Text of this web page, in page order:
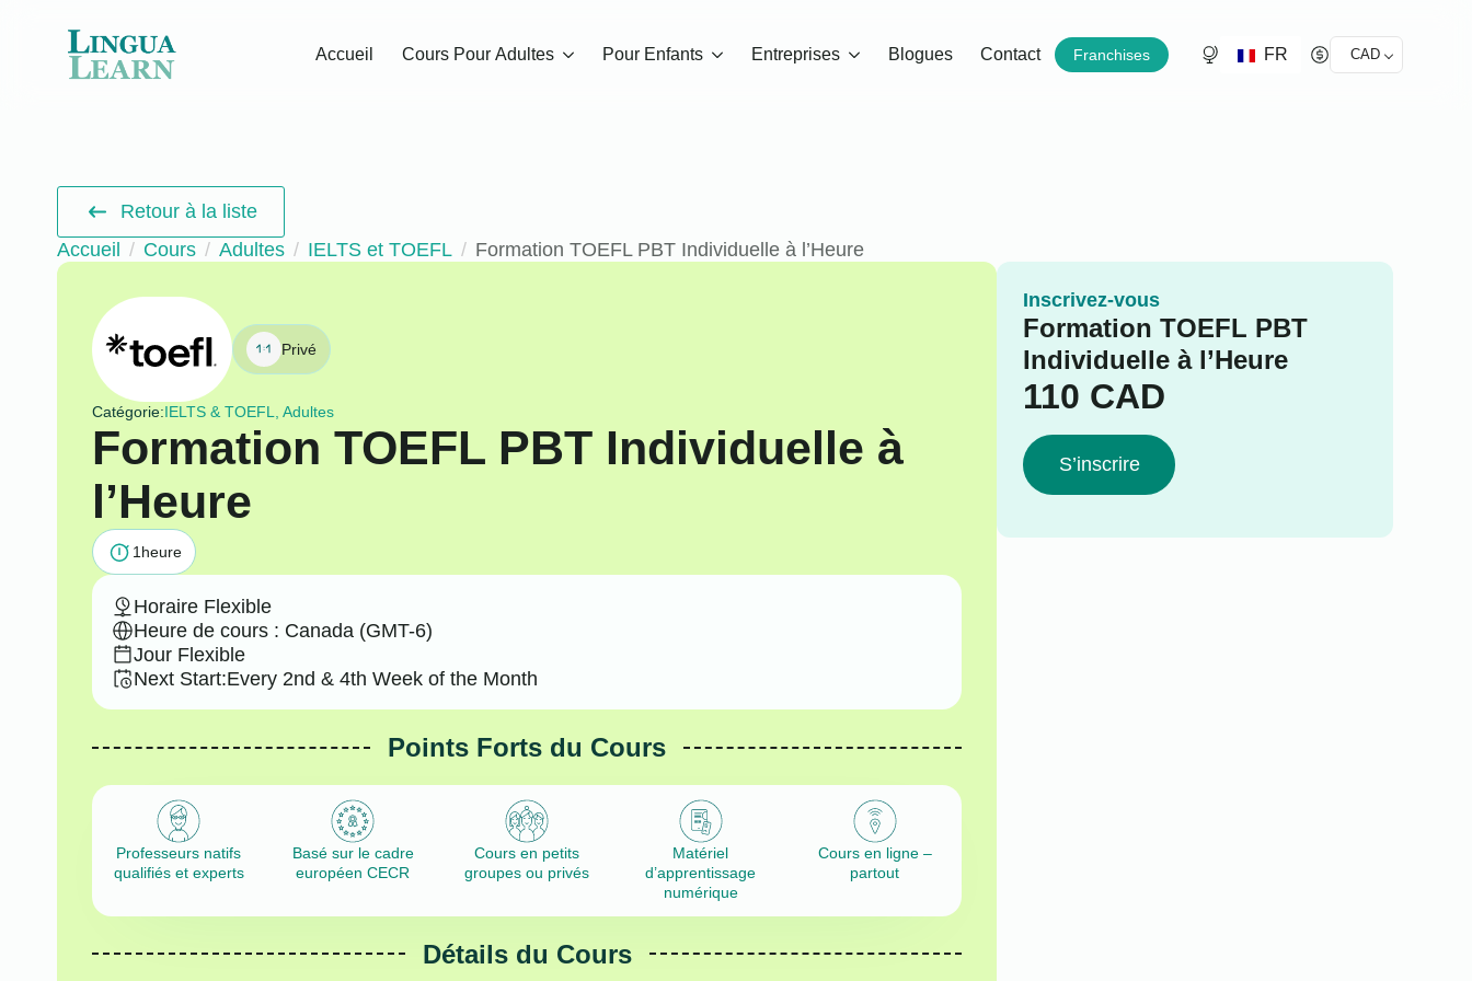
Accueil Cours Pour Adultes Pour Enfants Entreprises Blogues Contact Franchises FR CAD
Retour à la liste
Accueil
Cours Adultes IELTS et TOEFL Formation TOEFL PBT Individuelle à l’Heure
Privé
Catégorie:IELTS & TOEFL, Adultes
Formation TOEFL PBT Individuelle à
l’Heure
1 heure
Horaire Flexible
Heure de cours : Canada (GMT-6)
Jour Flexible
Next Start:Every 2nd & 4th Week of the Month
Points Forts du Cours
Professeurs natifs
qualifiés et experts
Basé sur le cadre
européen CECR
Cours en petits
groupes ou privés
Matériel
d’apprentissage
numérique
Cours en ligne –
partout
Détails du Cours
Inscrivez-vous
Formation TOEFL PBT
Individuelle à l’Heure
110 CAD
S’inscrire